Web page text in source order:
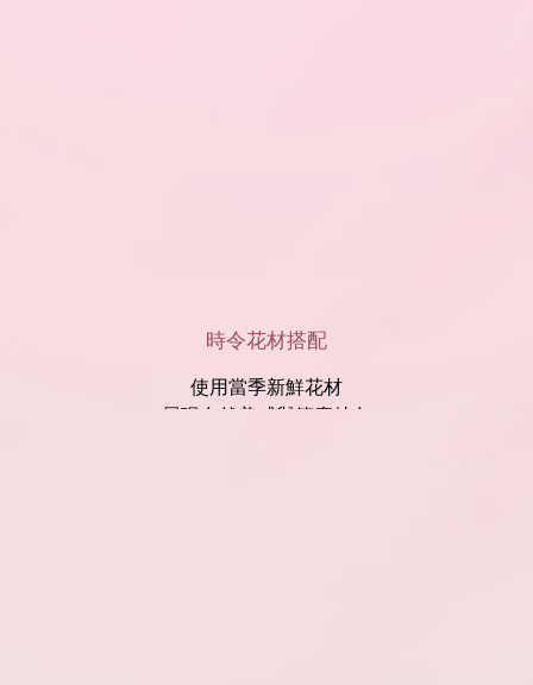
時令花材搭配
使用當季新鮮花材
展現自然美感與節慶特色